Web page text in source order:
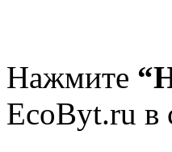
Нажмите
EcoByt.ru в